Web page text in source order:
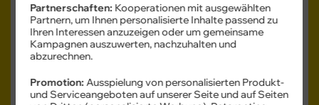
Farbe -Jaeger Gray
1 TB
Partnerschaften: Kooperationen mit ausgewählten
Partnern, um Ihnen personalisierte Inhalte passend zu
Ihren Interessen anzuzeigen oder um gemeinsame
Kampagnen auszuwerten, nachzuhalten und
abzurechnen.
Promotion:Ausspielung von personalisierten Produkt-
und Serviceangeboten auf unserer Seite und auf Seiten